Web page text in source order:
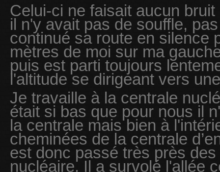
Celui-ci ne faisait aucun
il n'y avait pas de souffle,
continué sa route en silence
mètres de moi sur ma
puis est parti toujours
l'altitude se dirigeant vers
Je travaille à la centrale
était si bas que pour nous il
la centrale mais bien à
cheminées de la centrale
est donc passé très près
nucléaire. Il a survolé l'allée